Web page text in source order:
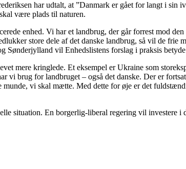
har udtalt, at ”Danmark er gået for langt i sin
være plads til naturen.
enhed. Vi har et landbrug, der går forrest mod
store dele af det danske landbrug, så vil de frie
vil Enhedslistens forslag i praksis
mere kringlede. Et eksempel er Ukraine som
vi brug for landbruget – også det danske. Der er
vi skal mætte. Med dette for øje er det
situation. En borgerlig-liberal regering vil investere